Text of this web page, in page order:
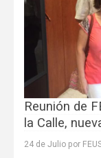
Reunión de
la Calle,
24 de Julio por